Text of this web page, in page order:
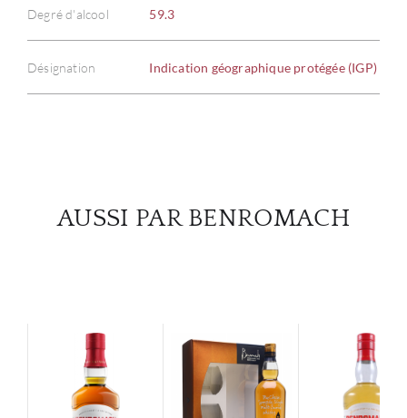
Degré d'alcool 59.3
Désignation Indication géographique protégée (IGP)
AUSSI PAR BENROMACH